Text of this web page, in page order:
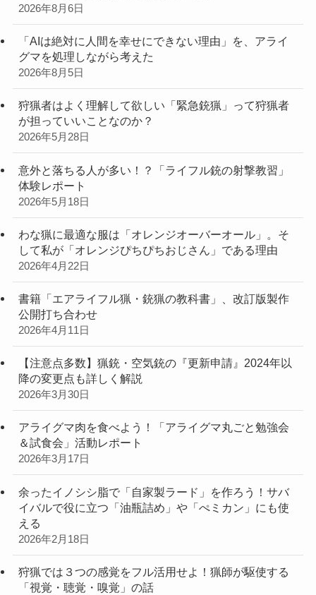
2026年8月6日
「AIは絶対に人間を幸せにできない理由」を、アライ
グマを処理しながら考えた
2026年8月5日
狩猟者はよく理解して欲しい「緊急銃猟」って狩猟者
が担っていいことなのか？
2026年5月28日
意外と落ちる人が多い！？「ライフル銃の射撃教習」
体験レポート
2026年5月18日
わな猟に最適な服は「オレンジオーバーオール」。そ
して私が「オレンジぴちぴちおじさん」である理由
2026年4月22日
書籍「エアライフル猟・銃猟の教科書」、改訂版製作
公開打ち合わせ
2026年4月11日
【注意点多数】猟銃・空気銃の『更新申請』2024年以
降の変更点も詳しく解説
2026年3月30日
アライグマ肉を食べよう！「アライグマ丸ごと勉強会
＆試食会」活動レポート
2026年3月17日
余ったイノシシ脂で「自家製ラード」を作ろう！サバ
イバルで役に立つ「油瓶詰め」や「ぺミカン」にも使
える
2026年2月18日
狩猟では３つの感覚をフル活用せよ！猟師が駆使する
「視覚・聴覚・嗅覚」の話